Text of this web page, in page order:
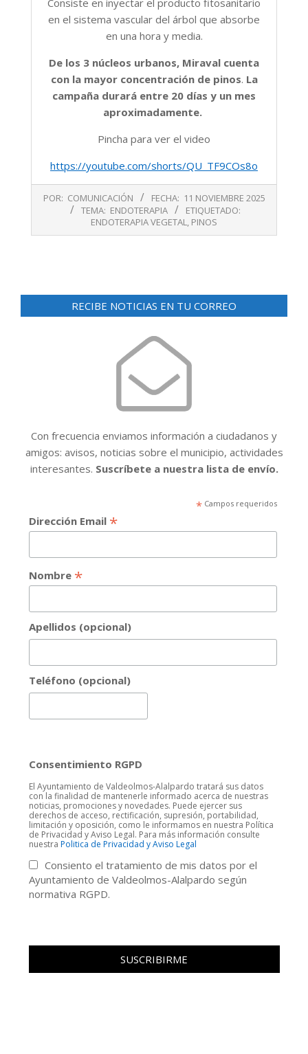
Consiste en inyectar el producto fitosanitario
en el sistema vascular del árbol que absorbe
en una hora y media.
De los 3 núcleos urbanos, Miraval cuenta
con la mayor concentración de pinos. La
campaña durará entre 20 días y un mes
aproximadamente.
Pincha para ver el video
https://youtube.com/shorts/QU_TF9COs8o
11-
POR: COMUNICACIÓN FECHA: 11 NOVIEMBRE 2025
TEMA: ENDOTERAPIA
ETIQUETADO:
ENDOTERAPIA VEGETAL, PINOS
RECIBE NOTICIAS EN TU CORREO
Con frecuencia enviamos información a ciudadanos y
amigos: avisos, noticias sobre el municipio, actividades
interesantes. Suscríbete a nuestra lista de envío.
*Campos requeridos
Dirección Email *
Nombre *
Apellidos (opcional)
Teléfono (opcional)
Consentimiento RGPD
El Ayuntamiento de Valdeolmos-Alalpardo tratará sus datos
con la finalidad de mantenerle informado acerca de nuestras
noticias, promociones y novedades. Puede ejercer sus
derechos de acceso, rectificación, supresión, portabilidad,
limitación y oposición, como le informamos en nuestra Política
de Privacidad y Aviso Legal. Para más información consulte
nuestra Politica de Privacidad y Aviso Legal
Consiento el tratamiento de mis datos por el
Ayuntamiento de Valdeolmos-Alalpardo según
normativa RGPD.